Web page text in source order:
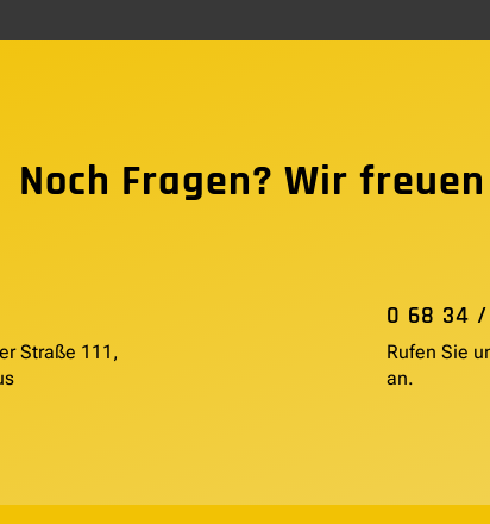
Noch Fragen? Wir
Straße 111,
0 68 34
Rufen Sie
an.